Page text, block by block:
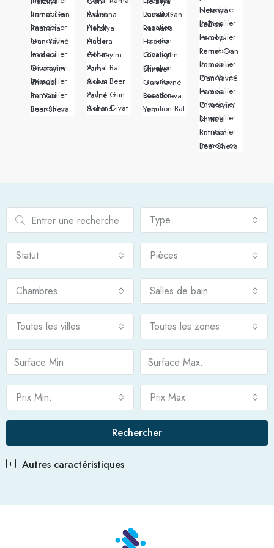
Immobilier Ramat Gan
Immobilier Raanana
Immobilier Gan Yavné
Immobilier Hadera
Immobilier Givatayim
Immobilier Givat Shmuel
Immobilier Bat Yam
Immobilier Beer Sheva
Achat Raanana
Achat Herzliya
Achat Hadera
Achat Givatayim
Achat Bat Yam
Achat Beer Sheva
Achat Gan Yavné
Achat Givat Shmuel
Location Ramat Gan
Location Raanana
Location Hadera
Location Givatayim
Location Givat Shmuel
Location Gan Yavné
Location Beer Sheva
Location Bat Yam
Immobilier Netanya
Immobilier Rishon LeZion
Immobilier Herzliya
Immobilier Ramat Gan
Immobilier Raanana
Immobilier Gan Yavné
Immobilier Hadera
Immobilier Givatayim
Immobilier Givat Shmuel
Immobilier Bat Yam
Immobilier Beer Sheva
Type
Statut Pièces
Chambres Salles de bain
Toutes les villes Toutes les zones
Prix Min. Prix Max.
Rechercher
Autres caractéristiques